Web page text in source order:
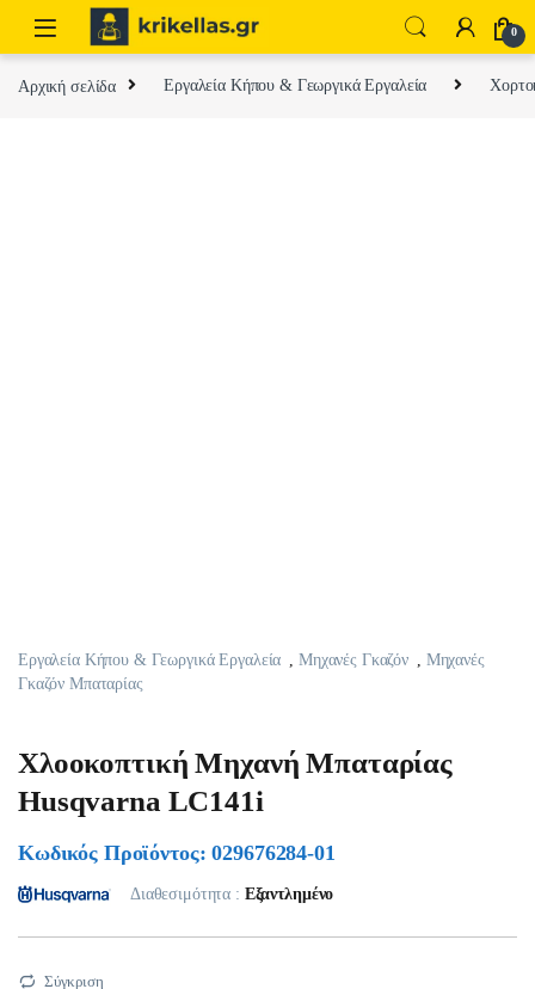
Skip to navigation
Skip to content
0
Αρχική σελίδα Εργαλεία Κήπου & Γεωργικά Εργαλεία
Εργαλεία Κήπου & Γεωργικά Εργαλεία Μηχανές Γκαζόν
Μηχανές
Γκαζόν Μπαταρίας
Χλοοκοπτική Μηχανή Μπαταρίας
Husqvarna LC141i
Κωδικός Προϊόντος: 029676284-01
Διαθεσιμότητα : Εξαντλημένο
Σύγκριση